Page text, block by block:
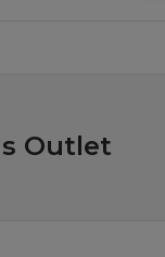
Outlet